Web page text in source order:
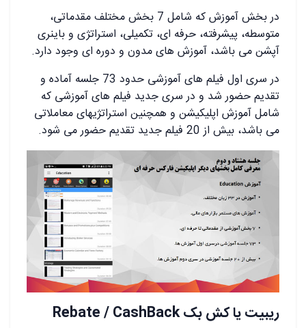
در بخش آموزش که شامل 7 بخش مختلف مقدماتی،
متوسطه، پیشرفته، حرفه ای، تکمیلی، استراتژی و باینری
آپشن می باشد، آموزش های مدون و دوره ای وجود دارد.
در سری اول فیلم های آموزشی حدود 73 جلسه آماده و
تقدیم حضور شد و در سری جدید فیلم های آموزشی که
شامل آموزش اپلیکیشن و همچنین استراتژیهای معاملاتی
می باشد، بیش از 20 فیلم جدید تقدیم حضور می شود.
ریبیت یا کش بک Rebate / CashBack